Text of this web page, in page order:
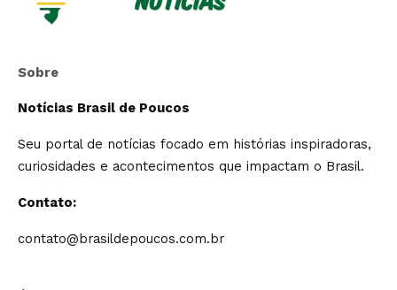
Sobre
Notícias Brasil de Poucos
Seu portal de notícias focado em histórias inspiradoras,
curiosidades e acontecimentos que impactam o Brasil.
Contato:
contato@brasildepoucos.com.br